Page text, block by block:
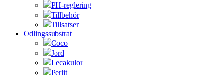
PH-reglering
Tillbehör
Tillsatser
Odlingssubstrat
Coco
Jord
Lecakulor
Perlit